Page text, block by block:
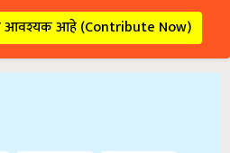
आवश्यक आहे (Contribute Now)